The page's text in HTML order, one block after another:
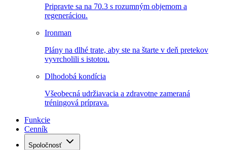
Pripravte sa na 70.3 s rozumným objemom a
regeneráciou.
Ironman
Plány na dlhé trate, aby ste na štarte v deň pretekov
vyvrcholili s istotou.
Dlhodobá kondícia
Všeobecná udržiavacia a zdravotne zameraná
tréningová príprava.
Funkcie
Cenník
Spoločnosť